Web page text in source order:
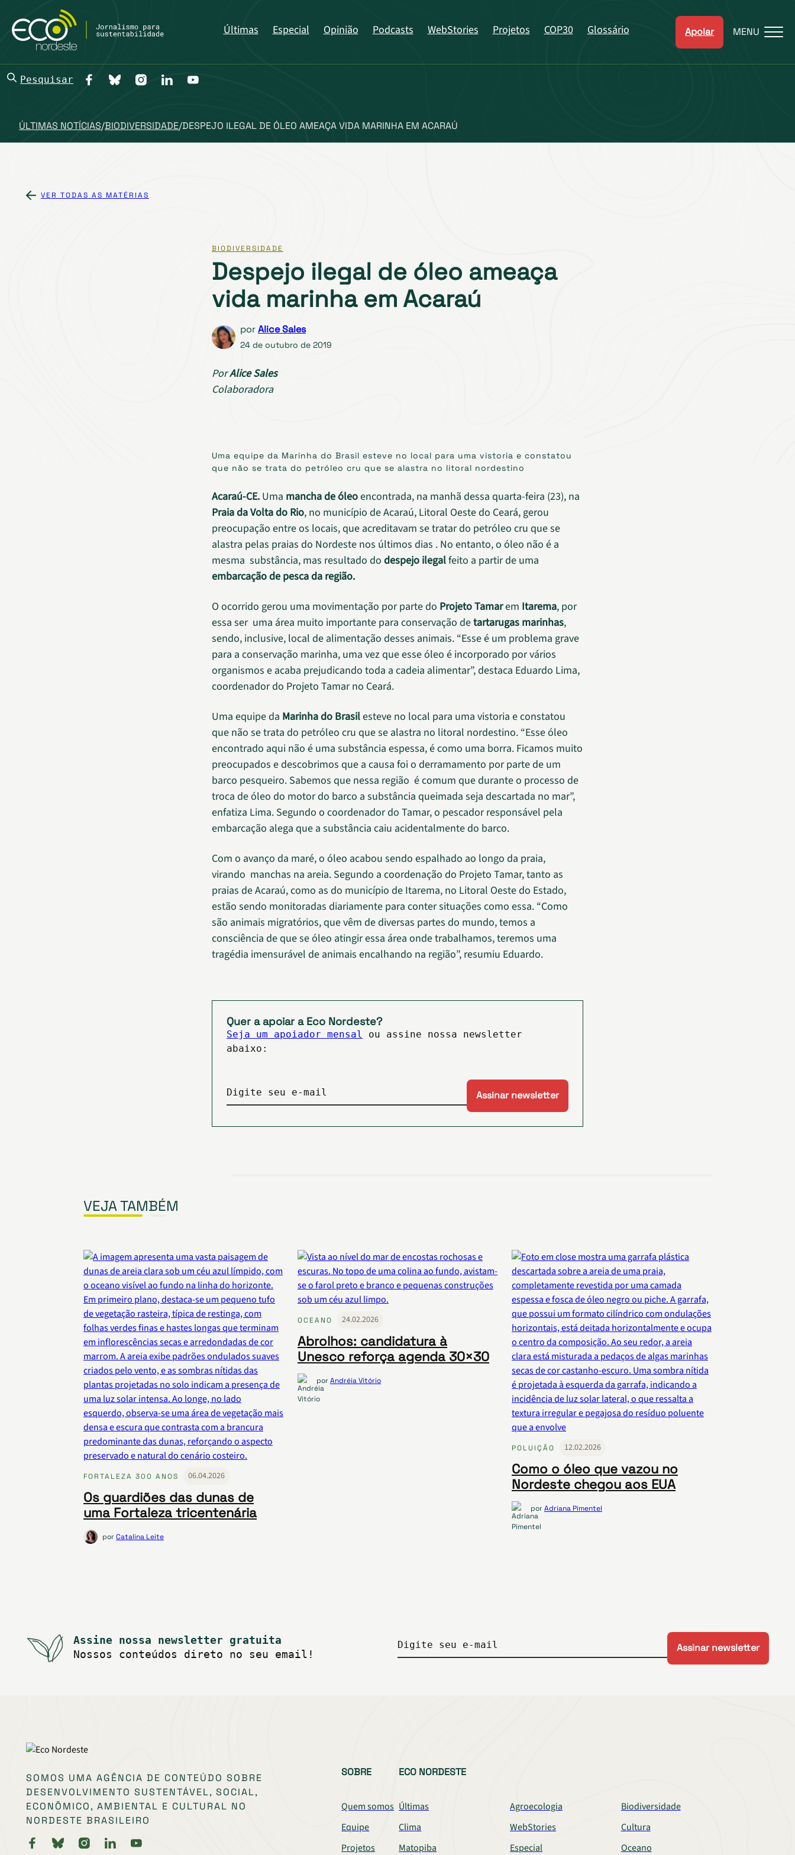
Últimas Especial Opinião Podcasts WebStories Projetos COP30 Glossário Apoiar MENU
Pesquisar
ÚLTIMAS NOTÍCIAS/BIODIVERSIDADE/DESPEJO ILEGAL DE ÓLEO AMEAÇA VIDA MARINHA EM ACARAÚ
VER TODAS AS MATÉRIAS
BIODIVERSIDADE
Despejo ilegal de óleo ameaça
vida marinha em Acaraú
porAlice Sales
24 de outubro de 2019
PorAlice Sales
Colaboradora
Uma equipe da Marinha do Brasil esteve no local para uma vistoria e constatou
que não se trata do petróleo cru que se alastra no litoral nordestino
Acaraú-CE. Uma mancha de óleoencontrada, na manhã dessa quarta-feira (23), na
Praia da Volta do Rio, no município de Acaraú, Litoral Oeste do Ceará, gerou
preocupação entre os locais, que acreditavam se tratar do petróleo cru que se
alastra pelas praias do Nordeste nos últimos dias . No entanto, o óleo não é a
mesma substância, mas resultado do despejo ilegalfeito a partir de uma
embarcação de pesca da região.
O ocorrido gerou uma movimentação por parte do Projeto Tamarem Itarema, por
essa ser uma área muito importante para conservação detartarugas marinhas,
sendo, inclusive, local de alimentação desses animais. “Esse é um problema grave
para a conservação marinha, uma vez que esse óleo é incorporado por vários
organismos e acaba prejudicando toda a cadeia alimentar”, destaca Eduardo Lima,
coordenador do Projeto Tamar no Ceará.
Uma equipe da Marinha do Brasilesteve no local para uma vistoria e constatou
que não se trata do petróleo cru que se alastra no litoral nordestino. “Esse óleo
encontrado aqui não é uma substância espessa, é como uma borra. Ficamos muito
preocupados e descobrimos que a causa foi o derramamento por parte de um
barco pesqueiro. Sabemos que nessa região é comum que durante o processo de
troca de óleo do motor do barco a substância queimada seja descartada no mar”,
enfatiza Lima. Segundo o coordenador do Tamar, o pescador responsável pela
embarcação alega que a substância caiu acidentalmente do barco.
Com o avanço da maré, o óleo acabou sendo espalhado ao longo da praia,
virando manchas na areia. Segundo a coordenação do Projeto Tamar, tanto as
praias de Acaraú, como as do município de Itarema, no Litoral Oeste do Estado,
estão sendo monitoradas diariamente para conter situações como essa. “Como
são animais migratórios, que vêm de diversas partes do mundo, temos a
consciência de que se óleo atingir essa área onde trabalhamos, teremos uma
tragédia imensurável de animais encalhando na região”, resumiu Eduardo.
Quer a apoiar a Eco Nordeste?
Seja um apoiador mensal
ou assine nossa newsletter
abaixo:
Digite seu e-mail
VEJA TAMBÉM
FORTALEZA 300 ANOS 06.04.2026
Os guardiões das dunas de
uma Fortaleza tricentenária
porCatalina Leite
OCEANO 24.02.2026
Abrolhos: candidatura à
Unesco reforça agenda 30×30
porAndréia Vitório
POLUIÇÃO 12.02.2026
Como o óleo que vazou no
Nordeste chegou aos EUA
porAdriana Pimentel
Assine nossa newsletter gratuita
Nossos conteúdos direto no seu email!
Digite seu e-mail
SOMOS UMA AGÊNCIA DE CONTEÚDO SOBRE
DESENVOLVIMENTO SUSTENTÁVEL, SOCIAL,
ECONÔMICO, AMBIENTAL E CULTURAL NO
NORDESTE BRASILEIRO
SOBRE
Quem somos
Equipe
Projetos
ECO NORDESTE
Últimas Agroecologia
Biodiversidade
Clima
WebStories
Cultura
Matopiba
Especial Oceano